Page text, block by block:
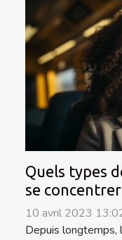
Quels types
se concentrer
10 avril 2023
Depuis longtemps,